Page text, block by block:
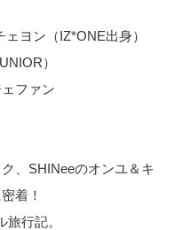
ヨン（IZ*ONE出身）
）
ファン
、SHINeeのオンユ＆キ
着！
行記。